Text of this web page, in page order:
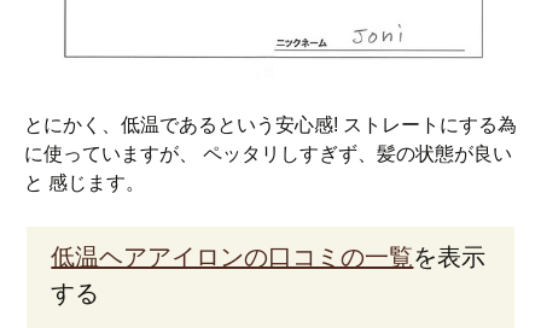
とにかく、低温であるという安心感! ストレートにする為
に使っていますが、 ペッタリしすぎず、髪の状態が良い
と 感じます。
低温ヘアアイロンの口コミの一覧を表示
する